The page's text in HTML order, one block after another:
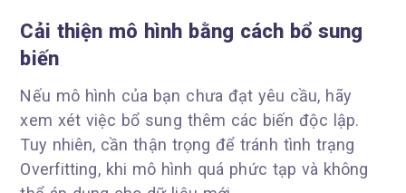
Cải thiện mô hình bằng cách bổ sung
biến
Nếu mô hình của bạn chưa đạt yêu cầu, hãy
xem xét việc bổ sung thêm các biến độc lập.
Tuy nhiên, cần thận trọng để tránh tình trạng
Overfitting, khi mô hình quá phức tạp và không